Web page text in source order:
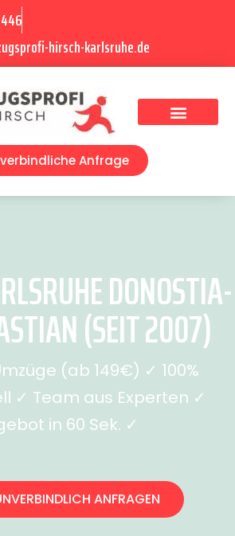
hirsch-karlsruhe.de
Anfrage
DONOSTIA-
(SEIT 2007)
(ab 149€) ✓ 100%
✓ Team aus Experten ✓
in 60 Sek. ✓
ANFRAGEN